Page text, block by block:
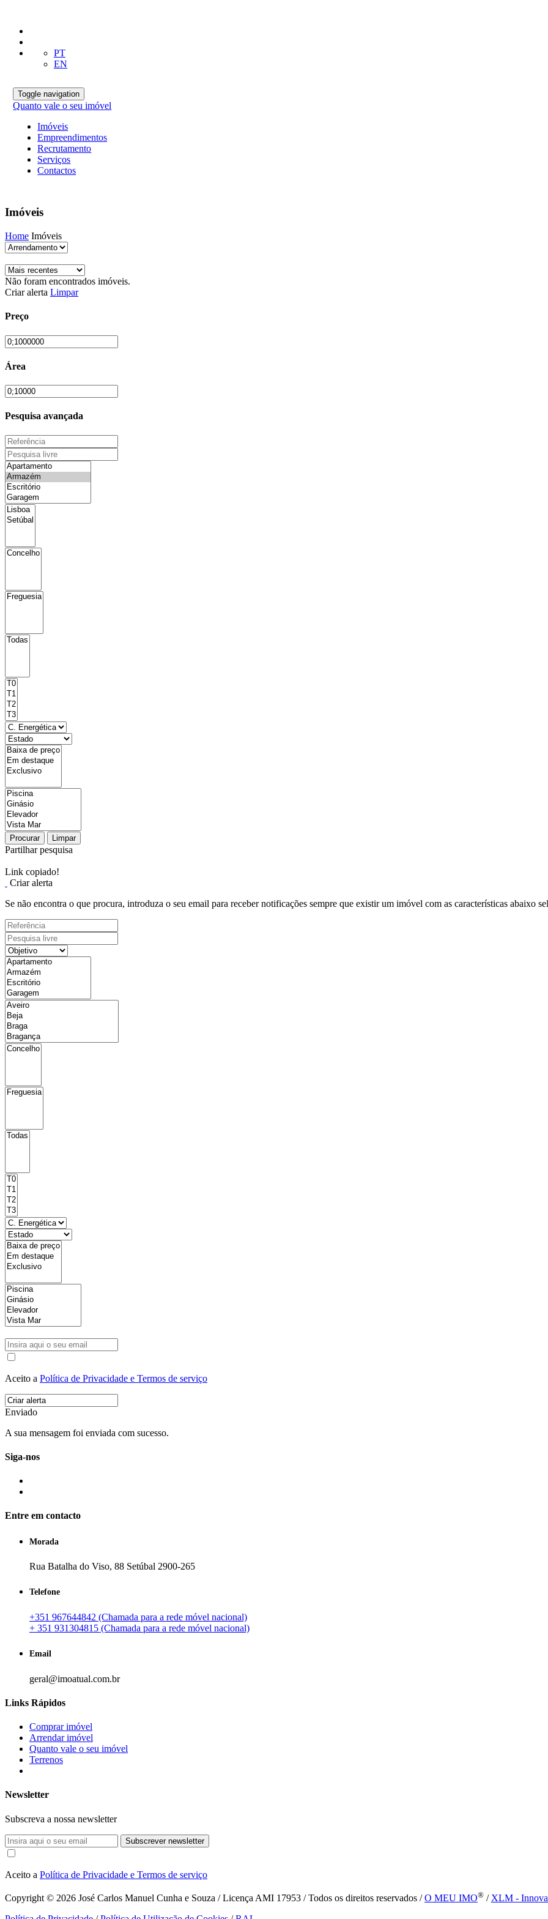
PT
EN
Toggle navigation
Quanto vale o seu imóvel
Imóveis
Empreendimentos
Recrutamento
Serviços
Contactos
Imóveis
Home Imóveis
Não foram encontrados imóveis.
Criar alerta Limpar
Preço
Área
Pesquisa avançada
Procurar Limpar
Partilhar pesquisa
Link copiado!
Criar alerta
Se não encontra o que procura, introduza o seu email para receber notificações sempre que existir um imóvel com as características abaixo
Aceito a Política de Privacidade e Termos de serviço
Enviado
A sua mensagem foi enviada com sucesso.
Siga-nos
Entre em contacto
Morada
Rua Batalha do Viso, 88 Setúbal 2900-265
Telefone
+351 967644842 (Chamada para a rede móvel nacional)
+ 351 931304815 (Chamada para a rede móvel nacional)
Email
geral@imoatual.com.br
Links Rápidos
Comprar imóvel
Arrendar imóvel
Quanto vale o seu imóvel
Terrenos
Newsletter
Subscreva a nossa newsletter
Subscrever newsletter
Aceito a Política de Privacidade e Termos de serviço
Copyright © 2026 José Carlos Manuel Cunha e Souza / Licença AMI 17953 / Todos os direitos reservados /O MEU IMO® / XLM -